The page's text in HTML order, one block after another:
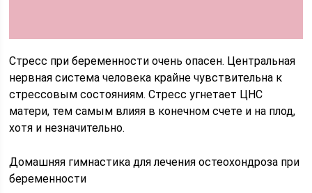
Стресс при беременности очень опасен. Центральная
нервная система человека крайне чувствительна к
стрессовым состояниям. Стресс угнетает ЦНС
матери, тем самым влияя в конечном счете и на плод,
хотя и незначительно.
Домашняя гимнастика для лечения остеохондроза при
беременности